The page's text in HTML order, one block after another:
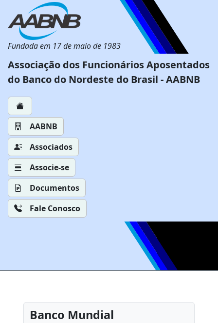
Fundada em 17 de maio de 1983
Associação dos Funcionários Aposentados
do Banco do Nordeste do Brasil - AABNB
AABNB
Associados
Associe-se
Documentos
Fale Conosco
Banco Mundial